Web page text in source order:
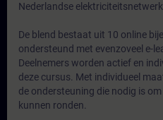
Nederlandse elektriciteitsnetwerk.
De blend bestaat uit 10 online
ondersteund met evenzoveel e-
Deelnemers worden actief en
deze cursus. Met individueel
de ondersteuning die nodig is
kunnen ronden.